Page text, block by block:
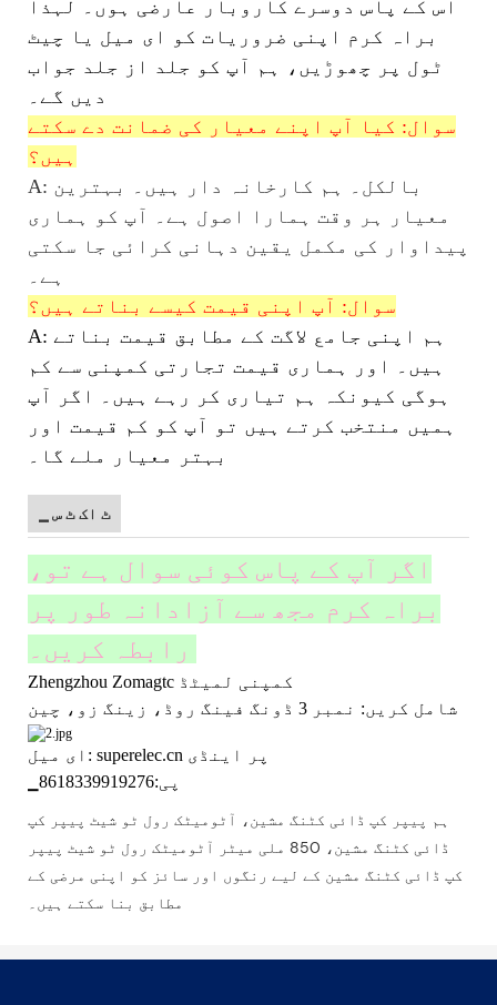
اس کے پاس دوسرے کاروبار عارضی ہوں۔ لہذا
براہ کرم اپنی ضروریات کو ای میل یا چیٹ
ٹول پر چھوڑیں، ہم آپ کو جلد از جلد جواب
دیں گے۔
سوال: کیا آپ اپنے معیار کی ضمانت دے سکتے
ہیں؟
A: بالکل۔ ہم کارخانہ دار ہیں۔ بہترین
معیار ہر وقت ہمارا اصول ہے۔ آپ کو ہماری
پیداوار کی مکمل یقین دہانی کرائی جا سکتی
ہے۔
سوال: آپ اپنی قیمت کیسے بناتے ہیں؟
A: ہم اپنی جامع لاگت کے مطابق قیمت بناتے
ہیں۔ اور ہماری قیمت تجارتی کمپنی سے کم
ہوگی کیونکہ ہم تیاری کر رہے ہیں۔ اگر آپ
ہمیں منتخب کرتے ہیں تو آپ کو کم قیمت اور
بہتر معیار ملے گا۔
▁ ٹ اک ٹ س
اگر آپ کے پاس کوئی سوال ہے تو،
براہ کرم مجھ سے آزادانہ طور پر
Zhengzhou Zomagtc کمپنی لمیٹڈ
شامل کریں: نمبر 3 ڈونگ فینگ روڈ، زینگ زو، چین
ای میل: superelec.cn پر اینڈی
▁پی:8618339919276
ہم پیپر کپ ڈائی کٹنگ مشین، آٹومیٹک رول ٹو شیٹ پیپر کپ
ڈائی کٹنگ مشین، 850 ملی میٹر آٹومیٹک رول ٹو شیٹ پیپر
کپ ڈائی کٹنگ مشین کے لیے رنگوں اور سائز کو اپنی مرضی کے
مطابق بنا سکتے ہیں۔